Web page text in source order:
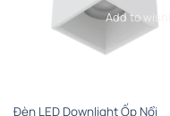
Add to
Đèn LED Downlight Ốp Nổi